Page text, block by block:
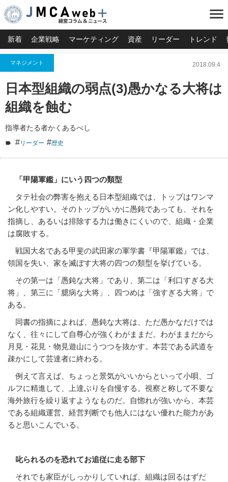
menu
新着 企業戦略 マーケティング 資産 リーダー トレンド
マネジメント 2018.09.4
日本型組織の弱点(3)愚かなる大将は
組織を蝕む
指導者たる者かくあるべし
#リーダー #歴史
「甲陽軍鑑」にいう四つの類型
タテ社会の弊害を抱える日本型組織では、トップはワンマ
ン化しやすい。そのトップがいかに愚鈍であっても、それを
指摘し、あるいは排除する力は働きにくいので、組織・企業
は腐敗する。
戦国大名である甲斐の武田家の軍学書『甲陽軍鑑』では、
領国を失い、家を滅ぼす大将の四つの類型を挙げている。
その第一は「愚鈍な大将」であり、第二は「利口すぎる大
将」、第三に「臆病な大将」、四つめは「強すぎる大将」で
ある。
同書の指摘によれば、愚鈍な大将は、ただ愚かなだけでは
なく、往々にして自尊心が強くわがままだ。わがままだから
月見・花見・物見遊山にうつつを抜かす。本芸である武道を
疎かにして芸達者に終わる。
例えて言えば、ちょっと景気がいいからといって小唄、ゴ
ルフに精進して、上達ぶりを自慢する。視察と称して不要な
海外旅行を繰り返すようなものだ。自惚れが強いから、本芸
である組織運営、経営判断でも他人にはない優れた能力があ
ると思いこんでいる。
叱られるのを恐れてお追従に走る部下
それでも家臣がしっかりしていれば、組織は回るはずだ